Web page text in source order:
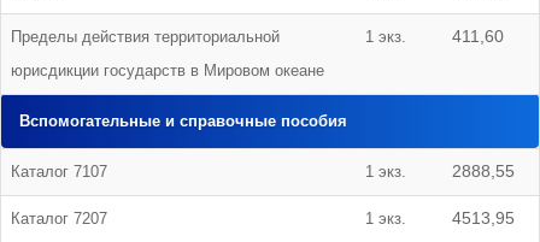
Пределы действия территориальной
юрисдикции государств в Мировом океане
1 экз. 411,60
Вспомогательные и справочные пособия
Каталог 7107 1 экз. 2888,55
Каталог 7207 1 экз. 4513,95